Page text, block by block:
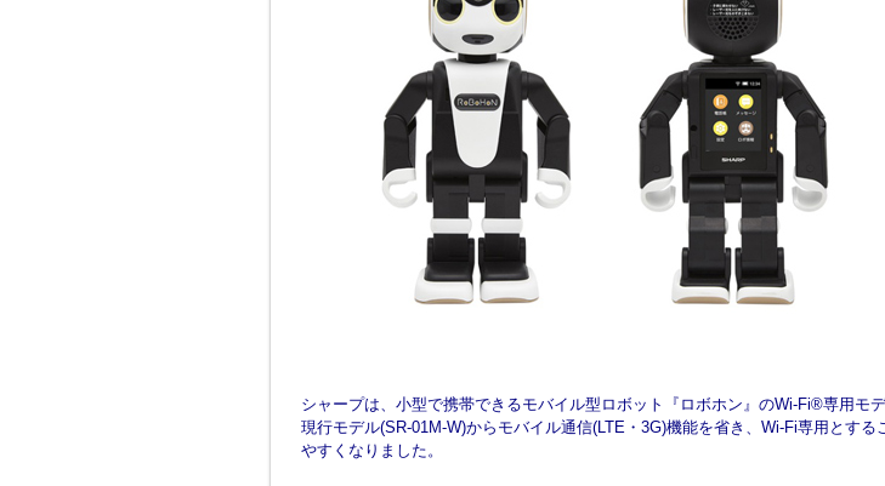
シャープは、小型で携帯できるモバイル型ロボット『ロボホン』のWi-Fi®専用モ
現行モデル(SR-01M-W)からモバイル通信(LTE・3G)機能を省き、Wi-Fi専用とする
やすくなりました。